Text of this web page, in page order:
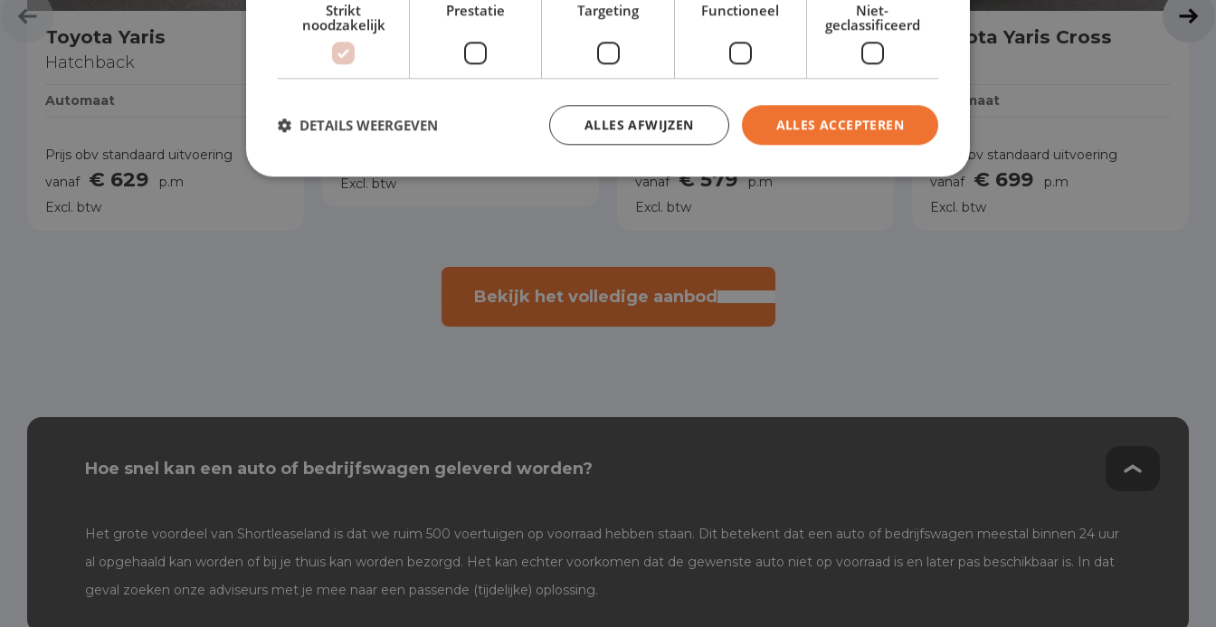
Toyota Yaris
Hatchback
Automaat
Prijs obv standaard uitvoering
vanaf € 629
p.m
Excl. btw
Nissan QASHQAI
SUV
Automaat
Prijs obv standaard uitvoering
Excl. btw
Opel Corsa
vanaf € 579 p.m
Excl. btw
Toyota Yaris Cross
Automaat
Prijs obv standaard uitvoering
vanaf € 699
p.m
Excl. btw
Bekijk het volledige aanbod
Hoe snel kan een auto of bedrijfswagen geleverd worden?
Het grote voordeel van Shortleaseland is dat we ruim 500 voertuigen op voorraad hebben staan. Dit betekent dat een auto of bedrijfswagen meestal binnen 24 uur
al opgehaald kan worden of bij je thuis kan worden bezorgd. Het kan echter voorkomen dat de gewenste auto niet op voorraad is en later pas beschikbaar is. In dat
geval zoeken onze adviseurs met je mee naar een passende (tijdelijke) oplossing.
Strikt
noodzakelijk
Prestatie Targeting Functioneel
Niet-
geclassificeerd
ALLES ACCEPTEREN
ALLES AFWIJZEN
DETAILS WEERGEVEN